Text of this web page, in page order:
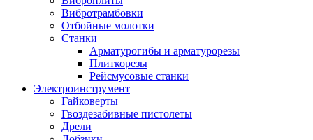
Вибротрамбовки
Отбойные молотки
Станки
Арматурогибы и арматурорезы
Плиткорезы
Рейсмусовые станки
Электроинструмент
Гайковерты
Гвоздезабивные пистолеты
Дрели